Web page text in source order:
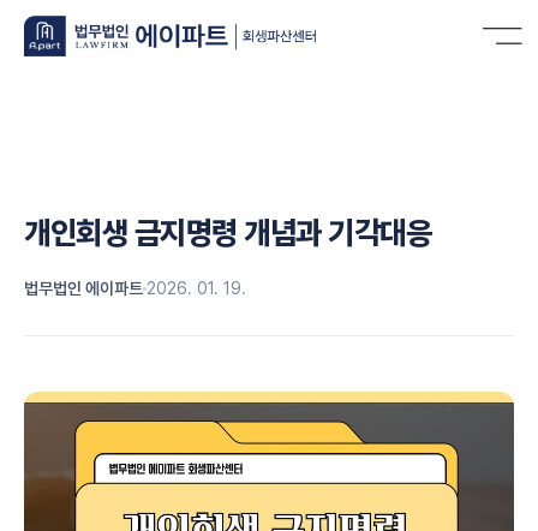
개인회생 금지명령 개념과 기각대응
법무법인 에이파트 2026. 01. 19.